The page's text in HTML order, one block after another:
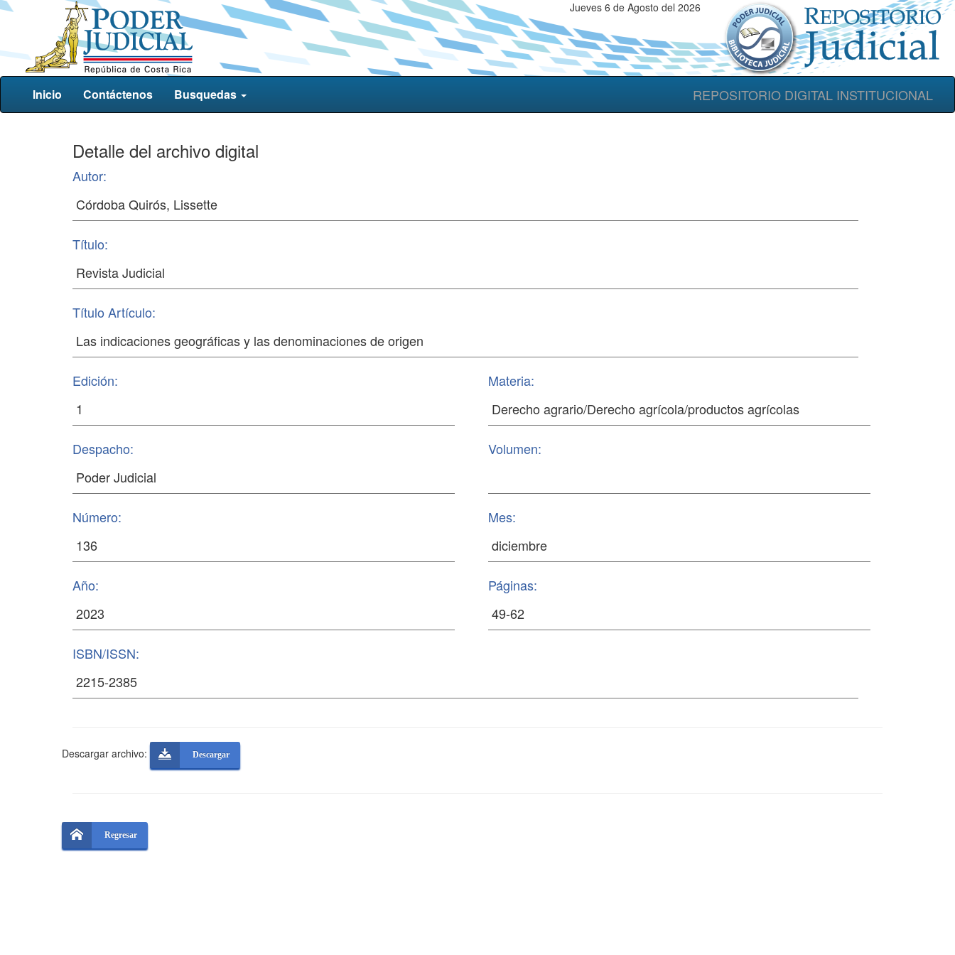
Jueves 6 de Agosto del 2026
REPOSITORIO DIGITAL INSTITUCIONAL
Inicio Contáctenos Busquedas
Detalle del archivo digital
Autor:
Título:
Título Artículo:
Edición: Materia:
Despacho: Volumen:
Número: Mes:
Año: Páginas:
ISBN/ISSN:
Descargar archivo: Descargar
Regresar